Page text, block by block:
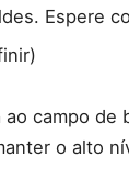
Espere
campo de
o alto